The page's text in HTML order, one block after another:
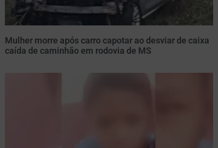
Mulher morre após carro capotar ao desviar de caixa
caída de caminhão em rodovia de MS